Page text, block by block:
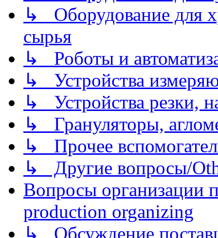
↳ Оборудование для
сырья
↳ Роботы и
↳ Устройства
↳ Устройства резки,
↳ Грануляторы,
↳ Прочее
↳ Другие вопросы/
Вопросы организации
production organizing
↳ Обсуждение